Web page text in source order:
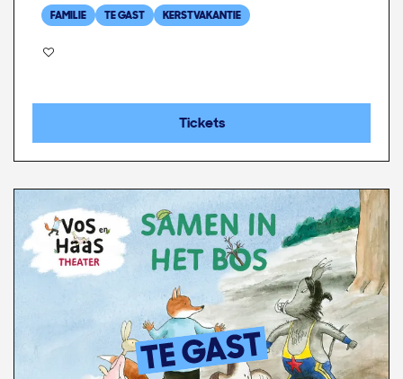
FAMILIE TE GAST KERSTVAKANTIE
Tickets